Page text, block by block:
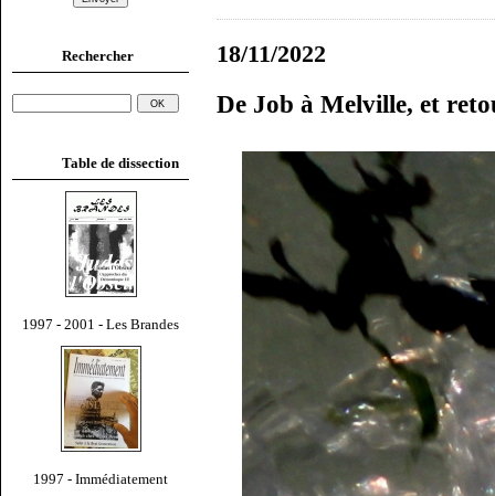
Rechercher
Table de dissection
1997 - 2001 - Les Brandes
1997 - Immédiatement
18/11/2022
De Job à Melville, et